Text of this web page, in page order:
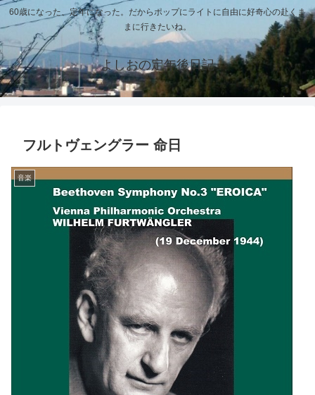
60歳になった、定年になった。だからポップにライトに自由に好奇心の赴くま
まに行きたいね。
よしおの定年後日記
フルトヴェングラー 命日
音楽